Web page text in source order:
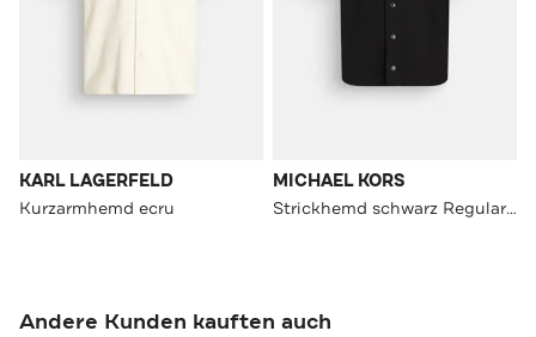
KARL LAGERFELD
Kurzarmhemd ecru
MICHAEL KORS
Strickhemd schwarz Regular Fit
Andere Kunden kauften auch